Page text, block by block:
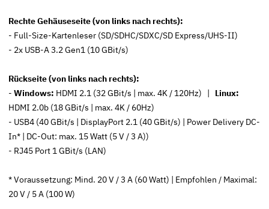
Rechte Gehäuseseite (von links nach rechts):
- Full-Size-Kartenleser (SD/SDHC/SDXC/SD Express/UHS-II)
- 2x USB-A 3.2 Gen1 (10 GBit/s)
Rückseite (von links nach rechts):
-Windows: HDMI 2.1 (32 GBit/s | max. 4K / 120Hz) | Linux:
HDMI 2.0b (18 GBit/s | max. 4K / 60Hz)
- USB4 (40 GBit/s | DisplayPort 2.1 (40 GBit/s) | Power Delivery DC-
In* | DC-Out: max. 15 Watt (5 V / 3 A))
- RJ45 Port 1 GBit/s (LAN)
* Voraussetzung: Mind. 20 V / 3 A (60 Watt) | Empfohlen / Maximal:
20 V / 5 A (100 W)